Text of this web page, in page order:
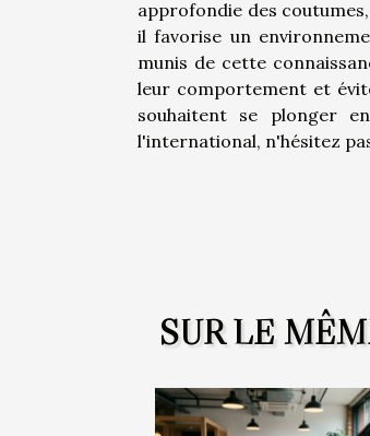
approfondie des
il favorise un
munis de cette
leur comportement et
souhaitent se plonger
l'international, n'hésitez
SUR LE